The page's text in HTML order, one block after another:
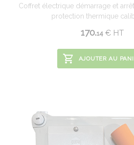
Coffret électrique démarrage et
protection thermique
170.14 €HT
AJOUTER AU